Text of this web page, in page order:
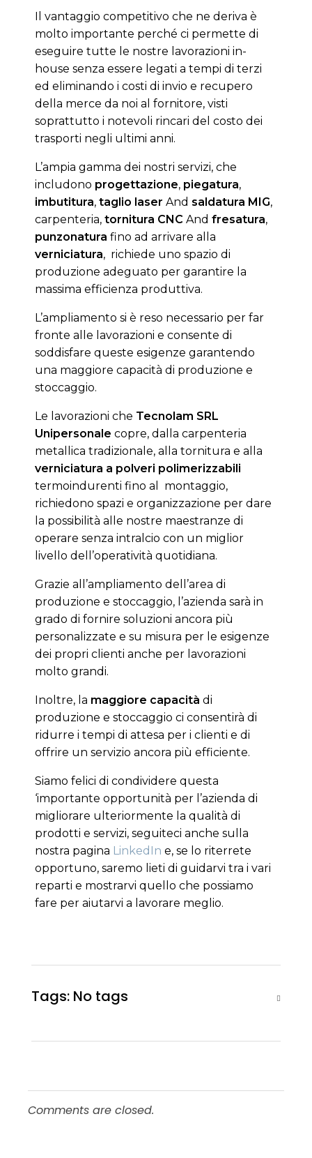
Il vantaggio competitivo che ne deriva è
molto importante perché ci permette di
eseguire tutte le nostre lavorazioni in-
house senza essere legati a tempi di terzi
ed eliminando i costi di invio e recupero
della merce da noi al fornitore, visti
soprattutto i notevoli rincari del costo dei
trasporti negli ultimi anni.
L’ampia gamma dei nostri servizi, che
includono progettazione, piegatura,
imbutitura, taglio laser And saldatura MIG,
carpenteria, tornitura CNC And fresatura,
punzonatura fino ad arrivare alla
verniciatura, richiede uno spazio di
produzione adeguato per garantire la
massima efficienza produttiva.
L’ampliamento si è reso necessario per far
fronte alle lavorazioni e consente di
soddisfare queste esigenze garantendo
una maggiore capacità di produzione e
stoccaggio.
Le lavorazioni che Tecnolam SRL
Unipersonale copre, dalla carpenteria
metallica tradizionale, alla tornitura e alla
verniciatura a polveri polimerizzabili
termoindurenti fino al montaggio,
richiedono spazi e organizzazione per dare
la possibilità alle nostre maestranze di
operare senza intralcio con un miglior
livello dell’operatività quotidiana.
Grazie all’ampliamento dell’area di
produzione e stoccaggio, l’azienda sarà in
grado di fornire soluzioni ancora più
personalizzate e su misura per le esigenze
dei propri clienti anche per lavorazioni
molto grandi.
Inoltre, la maggiore capacità di
produzione e stoccaggio ci consentirà di
ridurre i tempi di attesa per i clienti e di
offrire un servizio ancora più efficiente.
Siamo felici di condividere questa
‘importante opportunità per l’azienda di
migliorare ulteriormente la qualità di
prodotti e servizi, seguiteci anche sulla
nostra pagina LinkedIn e, se lo riterrete
opportuno, saremo lieti di guidarvi tra i vari
reparti e mostrarvi quello che possiamo
fare per aiutarvi a lavorare meglio.
Tags: No tags
Comments are closed.